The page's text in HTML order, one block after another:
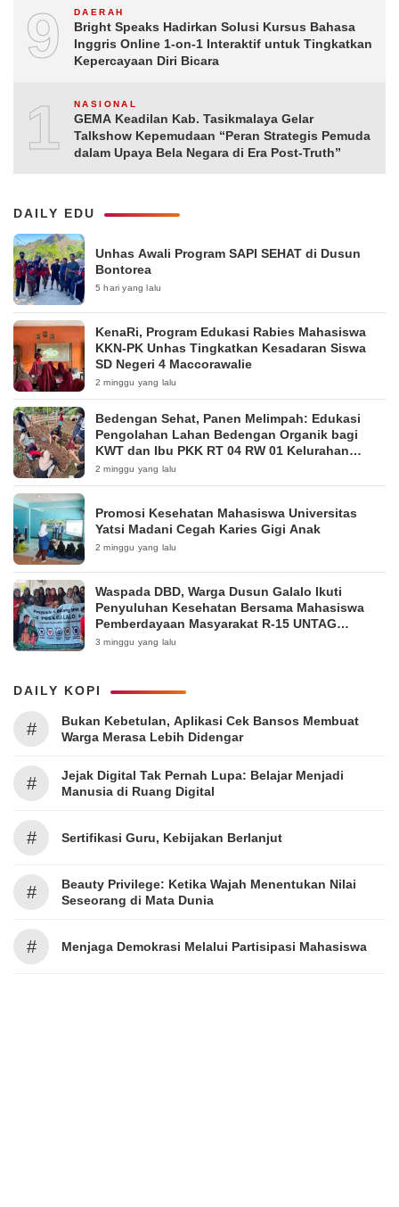
9 DAERAH
Bright Speaks Hadirkan Solusi Kursus Bahasa
Inggris Online 1-on-1 Interaktif untuk Tingkatkan
Kepercayaan Diri Bicara
10NASIONAL
GEMA Keadilan Kab. Tasikmalaya Gelar
Talkshow Kepemudaan “Peran Strategis Pemuda
dalam Upaya Bela Negara di Era Post-Truth”
DAILY EDU
Unhas Awali Program SAPI SEHAT di Dusun
Bontorea
5 hari yang lalu
KenaRi, Program Edukasi Rabies Mahasiswa
KKN-PK Unhas Tingkatkan Kesadaran Siswa
SD Negeri 4 Maccorawalie
2 minggu yang lalu
Bedengan Sehat, Panen Melimpah: Edukasi
Pengolahan Lahan Bedengan Organik bagi
KWT dan Ibu PKK RT 04 RW 01 Kelurahan
Pakintelan
2 minggu yang lalu
Promosi Kesehatan Mahasiswa Universitas
Yatsi Madani Cegah Karies Gigi Anak
2 minggu yang lalu
Waspada DBD, Warga Dusun Galalo Ikuti
Penyuluhan Kesehatan Bersama Mahasiswa
Pemberdayaan Masyarakat R-15 UNTAG
Surabaya 2026
3 minggu yang lalu
DAILY KOPI
#
Bukan Kebetulan, Aplikasi Cek Bansos Membuat
Warga Merasa Lebih Didengar
#
Jejak Digital Tak Pernah Lupa: Belajar Menjadi
Manusia di Ruang Digital
# Sertifikasi Guru, Kebijakan Berlanjut
#
Beauty Privilege: Ketika Wajah Menentukan Nilai
Seseorang di Mata Dunia
# Menjaga Demokrasi Melalui Partisipasi Mahasiswa